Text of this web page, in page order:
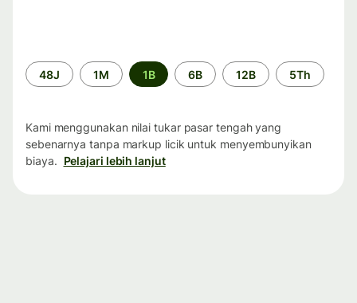
Periode
waktu
48J 1M 1B 6B 12B 5Th
Kami menggunakan nilai tukar pasar tengah yang
sebenarnya tanpa markup licik untuk menyembunyikan
biaya. Pelajari lebih lanjut